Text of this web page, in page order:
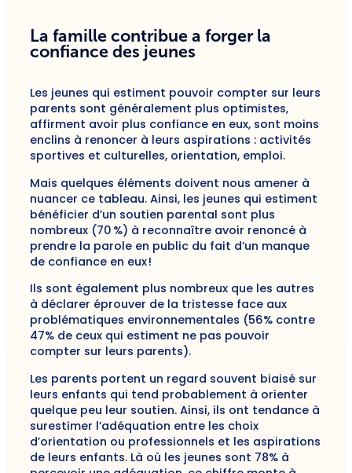
La famille contribue a forger la
confiance des jeunes
Les jeunes qui estiment pouvoir compter sur leurs
parents sont généralement plus optimistes,
affirment avoir plus confiance en eux, sont moins
enclins à renoncer à leurs aspirations : activités
sportives et culturelles, orientation, emploi.
Mais quelques éléments doivent nous amener à
nuancer ce tableau. Ainsi, les jeunes qui estiment
bénéficier d’un soutien parental sont plus
nombreux (70 %) à reconnaître avoir renoncé à
prendre la parole en public du fait d’un manque
de confiance en eux !
Ils sont également plus nombreux que les autres
à déclarer éprouver de la tristesse face aux
problématiques environnementales (56% contre
47% de ceux qui estiment ne pas pouvoir
compter sur leurs parents).
Les parents portent un regard souvent biaisé sur
leurs enfants qui tend probablement à orienter
quelque peu leur soutien. Ainsi, ils ont tendance à
surestimer l’adéquation entre les choix
d’orientation ou professionnels et les aspirations
de leurs enfants. Là où les jeunes sont 78% à